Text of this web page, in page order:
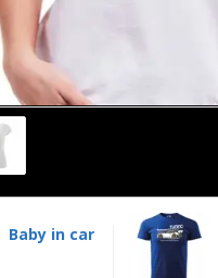
Baby in car